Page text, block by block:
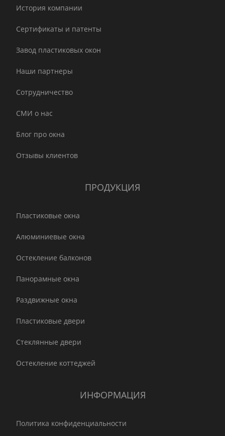
История компании
Сертификаты и патенты
Завод пластиковых окон
Наши партнеры
Сотрудничество
СМИ о нас
Блог про окна
Отзывы клиентов
ПРОДУКЦИЯ
Пластиковые окна
Алюминиевые окна
Остекление балконов
Панорамные окна
Раздвижные окна
Пластиковые двери
Стеклянные двери
Остекление коттеджей
ИНФОРМАЦИЯ
Политика конфиденциальности